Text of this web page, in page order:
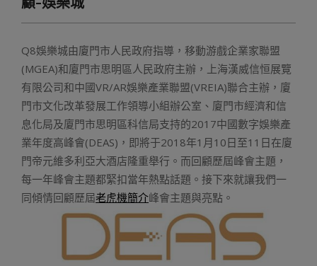
Q8娛樂城由廈門市人民政府指導，移動游戲企業家聯盟
(MGEA)和廈門市思明區人民政府主辦，上海漢威信恒展覽
有限公司和中國VR/AR娛樂產業聯盟(VREIA)聯合主辦，廈
門市文化改革發展工作領導小組辦公室、廈門市經濟和信
息化局及廈門市思明區科信局支持的2017中國數字娛樂產
業年度高峰會(DEAS)，即將于2018年1月10日至11日在廈
門帝元維多利亞大酒店隆重舉行。而回顧歷屆峰會主題，
每一年峰會主題都緊扣當年熱點話題。接下來就讓我們一
同傾情回顧歷屆老虎機簡介峰會主題與亮點。